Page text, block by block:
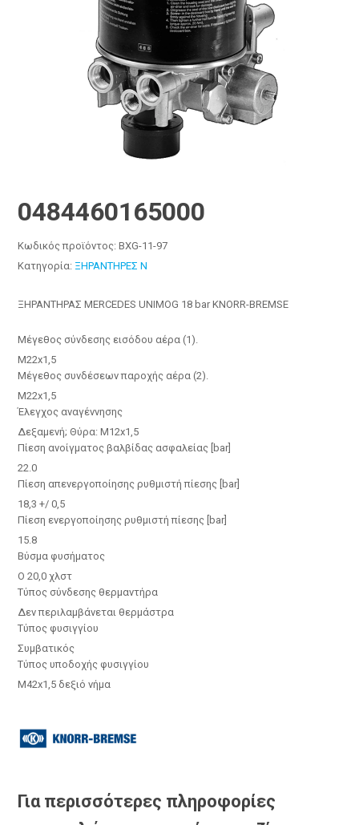
0484460165000
Κωδικός προϊόντος:BXG-11-97
Κατηγορία: ΞΗΡΑΝΤΗΡΕΣ N
ΞΗΡΑΝΤΗΡΑΣ MERCEDES UNIMOG 18 bar KNORR-BREMSE
Μέγεθος σύνδεσης εισόδου αέρα (1).
M22x1,5
Μέγεθος συνδέσεων παροχής αέρα (2).
M22x1,5
Έλεγχος αναγέννησης
Δεξαμενή; Θύρα: M12x1,5
Πίεση ανοίγματος βαλβίδας ασφαλείας [bar]
22.0
Πίεση απενεργοποίησης ρυθμιστή πίεσης [bar]
18,3 +/ 0,5
Πίεση ενεργοποίησης ρυθμιστή πίεσης [bar]
15.8
Βύσμα φυσήματος
O 20,0 χλστ
Τύπος σύνδεσης θερμαντήρα
Δεν περιλαμβάνεται θερμάστρα
Τύπος φυσιγγίου
Συμβατικός
Τύπος υποδοχής φυσιγγίου
M42x1,5 δεξιό νήμα
Για περισσότερες πληροφορίες